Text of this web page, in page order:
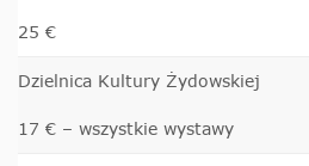
25 €
Dzielnica Kultury Żydowskiej
17 € – wszystkie wystawy